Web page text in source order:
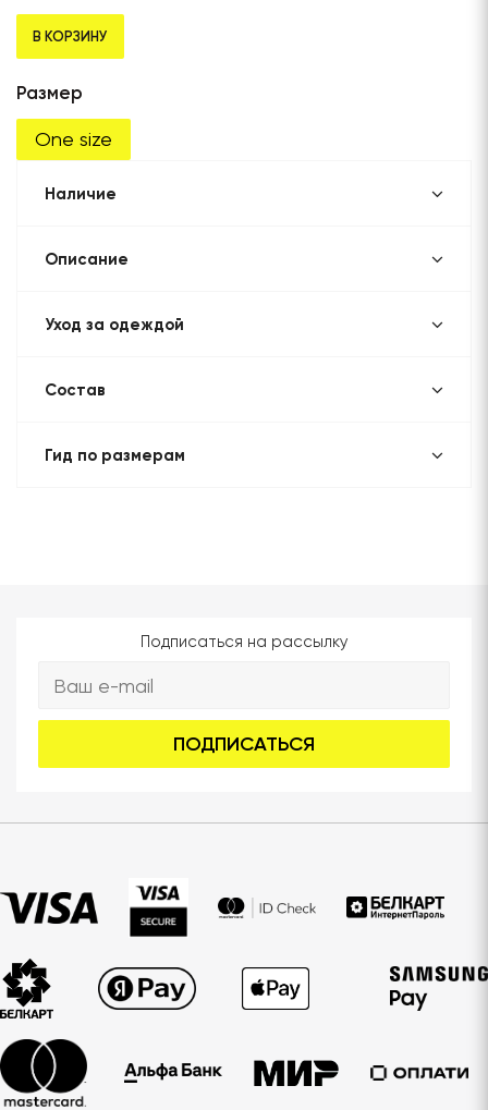
В КОРЗИНУ
Размер
One size
Наличие
Описание
Уход за одеждой
Состав
Гид по размерам
Подписаться на рассылку
ПОДПИСАТЬСЯ